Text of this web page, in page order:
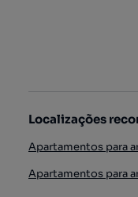
Localizações
Apartamentos para
Apartamentos para